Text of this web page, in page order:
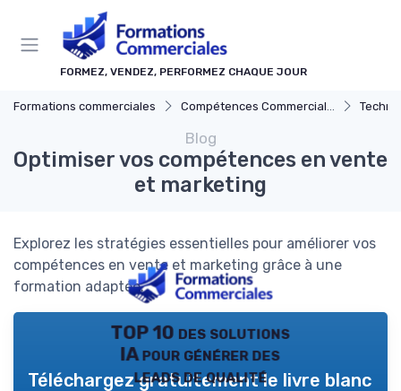
FORMEZ, VENDEZ, PERFORMEZ CHAQUE JOUR
Formations commerciales Compétences Commerciales Clés
Blog
Optimiser vos compétences en vente
et marketing
Explorez les stratégies essentielles pour améliorer vos
compétences en vente et marketing grâce à une
formation adaptée.
TOP 10 des solutions
IA pour générer des
leads de qualité
Téléchargez gratuitement le livre blanc
Panneau de gestion des cookies